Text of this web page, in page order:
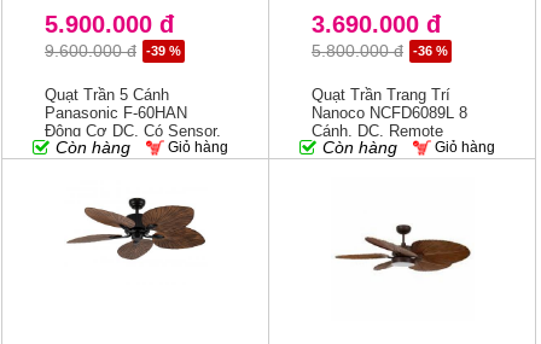
5.900.000 đ
9.600.000 đ -39 %
Quạt Trần 5 Cánh
Panasonic F-60HAN
Động Cơ DC, Có Sensor,
Màu Xám
Còn hàng Giỏ hàng
3.690.000 đ
5.800.000 đ -36 %
Quạt Trần Trang Trí
Nanoco NCFD6089L 8
Cánh, DC, Remote
Còn hàng Giỏ hàng